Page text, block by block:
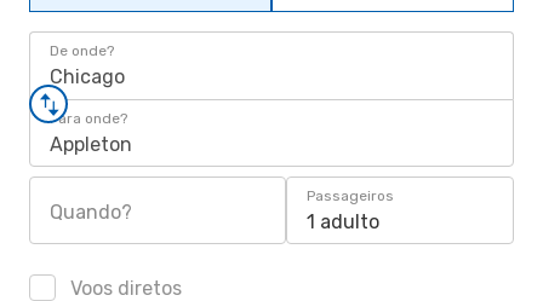
De onde?
Chicago
Para onde?
Appleton
Quando?
Passageiros
1 adulto
Voos diretos